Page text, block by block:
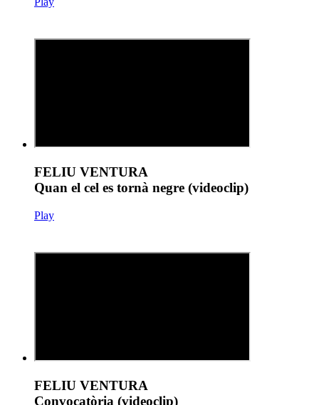
FELIU VENTURA
Quan el cel es tornà negre (videoclip)
Play
FELIU VENTURA
Convocatòria (videoclip)